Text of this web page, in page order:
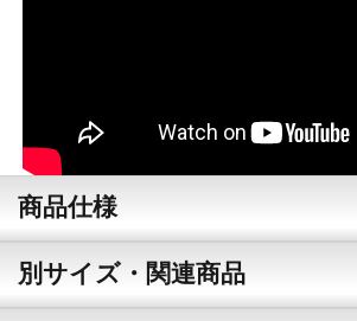
商品仕様
別サイズ・関連商品